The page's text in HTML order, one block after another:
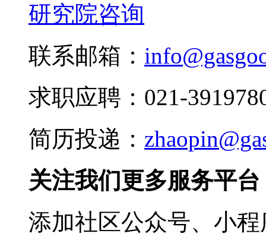
研究院咨询
联系邮箱：
求职应聘：021-
简历投递：
关注我们更多服务平台
添加社区公众号、小